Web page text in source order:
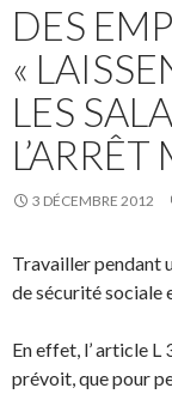
DES
«
LES
3 DÉCEMBRE 2012
Travailler pendant
de sécurité sociale
En effet, l’ article
prévoit, que pour